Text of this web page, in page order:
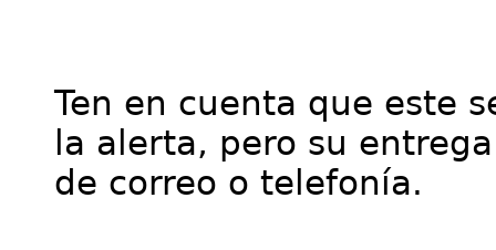
Ten en cuenta que este
la alerta, pero su
de correo o telefonía.